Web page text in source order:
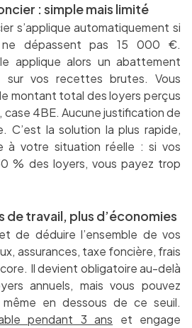
: simple mais limité
s’applique automatiquement si
ne dépassent pas 15 000 €.
applique alors un abattement
vos recettes brutes. Vous
montant total des loyers perçus
case 4BE. Aucune justification de
C’est la solution la plus rapide,
à votre situation réelle : si vos
% des loyers, vous payez trop
de travail, plus d’économies
de déduire l’ensemble de vos
assurances, taxe foncière, frais
Il devient obligatoire au-delà
annuels, mais vous pouvez
en dessous de ce seuil.
pendant 3 ans et engage